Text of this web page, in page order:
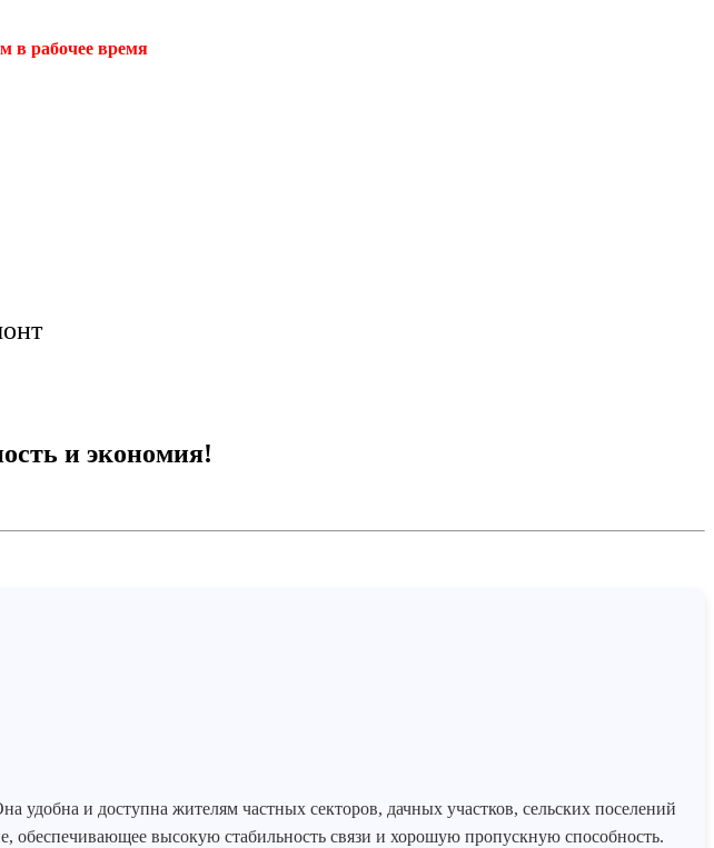
в рабочее время
и экономия!
удобна и доступна жителям частных секторов, дачных участков, сельских поселений
высокую стабильность связи и хорошую пропускную способность.